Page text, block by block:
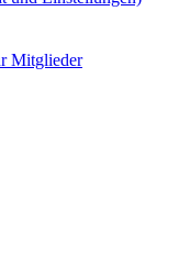
Mitglieder